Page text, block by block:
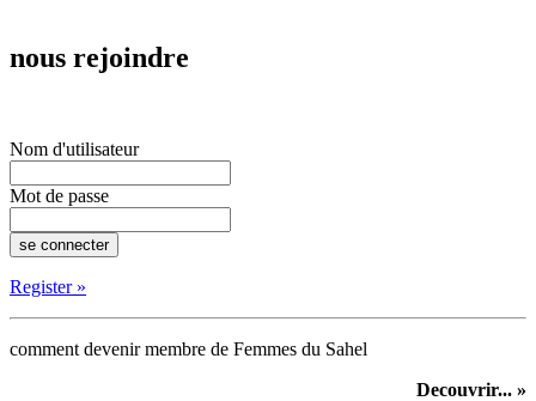
nous rejoindre
Nom d'utilisateur
Mot de passe
Register »
comment devenir membre de Femmes du Sahel
Decouvrir... »